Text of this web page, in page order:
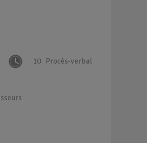
10 Procès-verbal